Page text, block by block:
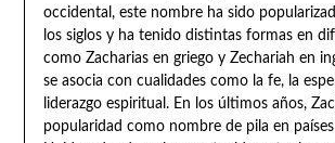
occidental, este nombre ha sido
los siglos y ha tenido distintas formas en
como Zacharias en griego y Zechariah en
se asocia con cualidades como la fe, la
liderazgo espiritual. En los últimos años,
popularidad como nombre de pila en